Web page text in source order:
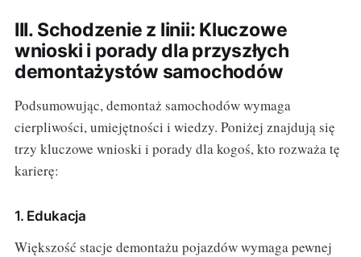
III. Schodzenie z linii: Kluczowe
wnioski i porady dla przyszłych
demontażystów samochodów
Podsumowując, demontaż samochodów wymaga
cierpliwości, umiejętności i wiedzy. Poniżej znajdują się
trzy kluczowe wnioski i porady dla kogoś, kto rozważa tę
karierę:
1. Edukacja
Większość stacje demontażu pojazdów wymaga pewnej